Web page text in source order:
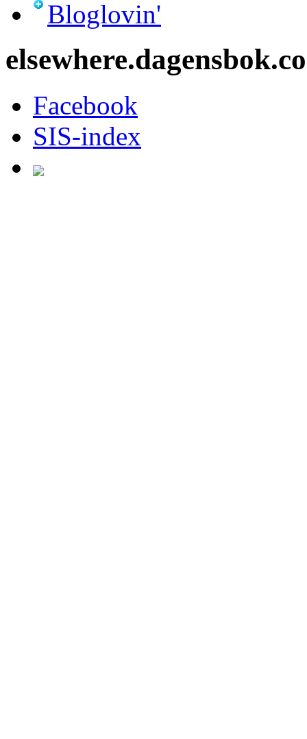
Bloglovin'
Facebook
SIS-index